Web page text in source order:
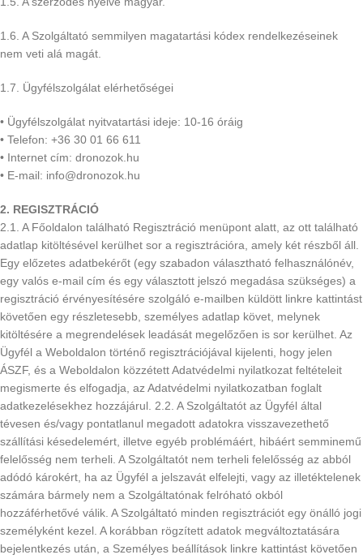
1.6. A Szolgáltató semmilyen magatartási kódex rendelkezéseinek
nem veti alá magát.
1.7. Ügyfélszolgálat elérhetőségei
• Ügyfélszolgálat nyitvatartási ideje: 10-16 óráig
• Telefon: +36 30 01 66 611
• Internet cím: dronozok.hu
• E-mail: info@dronozok.hu
2. REGISZTRÁCIÓ
2.1. A Főoldalon található Regisztráció menüpont alatt, az ott található
adatlap kitöltésével kerülhet sor a regisztrációra, amely két részből áll.
Egy előzetes adatbekérőt (egy szabadon választható felhasználónév,
egy valós e-mail cím és egy választott jelszó megadása szükséges) a
regisztráció érvényesítésére szolgáló e-mailben küldött linkre kattintást
követően egy részletesebb, személyes adatlap követ, melynek
kitöltésére a megrendelések leadását megelőzően is sor kerülhet. Az
Ügyfél a Weboldalon történő regisztrációjával kijelenti, hogy jelen
ÁSZF, és a Weboldalon közzétett Adatvédelmi nyilatkozat feltételeit
megismerte és elfogadja, az Adatvédelmi nyilatkozatban foglalt
adatkezelésekhez hozzájárul. 2.2. A Szolgáltatót az Ügyfél által
tévesen és/vagy pontatlanul megadott adatokra visszavezethető
szállítási késedelemért, illetve egyéb problémáért, hibáért semminemű
felelősség nem terheli. A Szolgáltatót nem terheli felelősség az abból
adódó károkért, ha az Ügyfél a jelszavát elfelejti, vagy az illetéktelenek
számára bármely nem a Szolgáltatónak felróható okból
hozzáférhetővé válik. A Szolgáltató minden regisztrációt egy önálló jogi
személyként kezel. A korábban rögzített adatok megváltoztatására
bejelentkezés után, a Személyes beállítások linkre kattintást követően